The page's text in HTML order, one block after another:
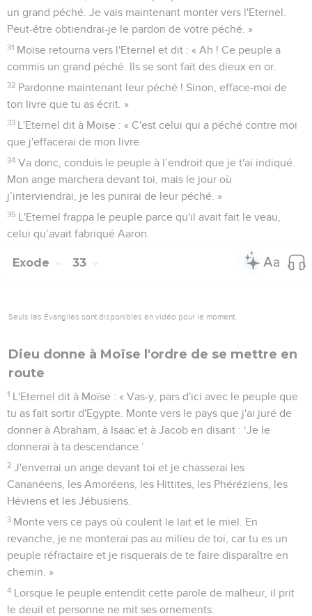
un grand péché. Je vais maintenant monter vers l'Eternel.
Peut-être obtiendrai-je le pardon de votre péché. »
31 Moïse retourna vers l'Eternel et dit : « Ah ! Ce peuple a
commis un grand péché. Ils se sont fait des dieux en or.
32 Pardonne maintenant leur péché ! Sinon, efface-moi de
ton livre que tu as écrit. »
33 L'Eternel dit à Moïse : « C'est celui qui a péché contre moi
que j'effacerai de mon livre.
34 Va donc, conduis le peuple à l’endroit que je t'ai indiqué.
Mon ange marchera devant toi, mais le jour où
j’interviendrai, je les punirai de leur péché. »
35 L'Eternel frappa le peuple parce qu'il avait fait le veau,
celui qu’avait fabriqué Aaron.
Exode 33
Seuls les Évangiles sont disponibles en vidéo pour le moment.
Dieu donne à Moïse l'ordre de se mettre en
route
1 L'Eternel dit à Moïse : « Vas-y, pars d'ici avec le peuple que
tu as fait sortir d'Egypte. Monte vers le pays que j'ai juré de
donner à Abraham, à Isaac et à Jacob en disant : ‘Je le
donnerai à ta descendance.’
2 J'enverrai un ange devant toi et je chasserai les
Cananéens, les Amoréens, les Hittites, les Phéréziens, les
Héviens et les Jébusiens.
3 Monte vers ce pays où coulent le lait et le miel. En
revanche, je ne monterai pas au milieu de toi, car tu es un
peuple réfractaire et je risquerais de te faire disparaître en
chemin. »
4 Lorsque le peuple entendit cette parole de malheur, il prit
le deuil et personne ne mit ses ornements.